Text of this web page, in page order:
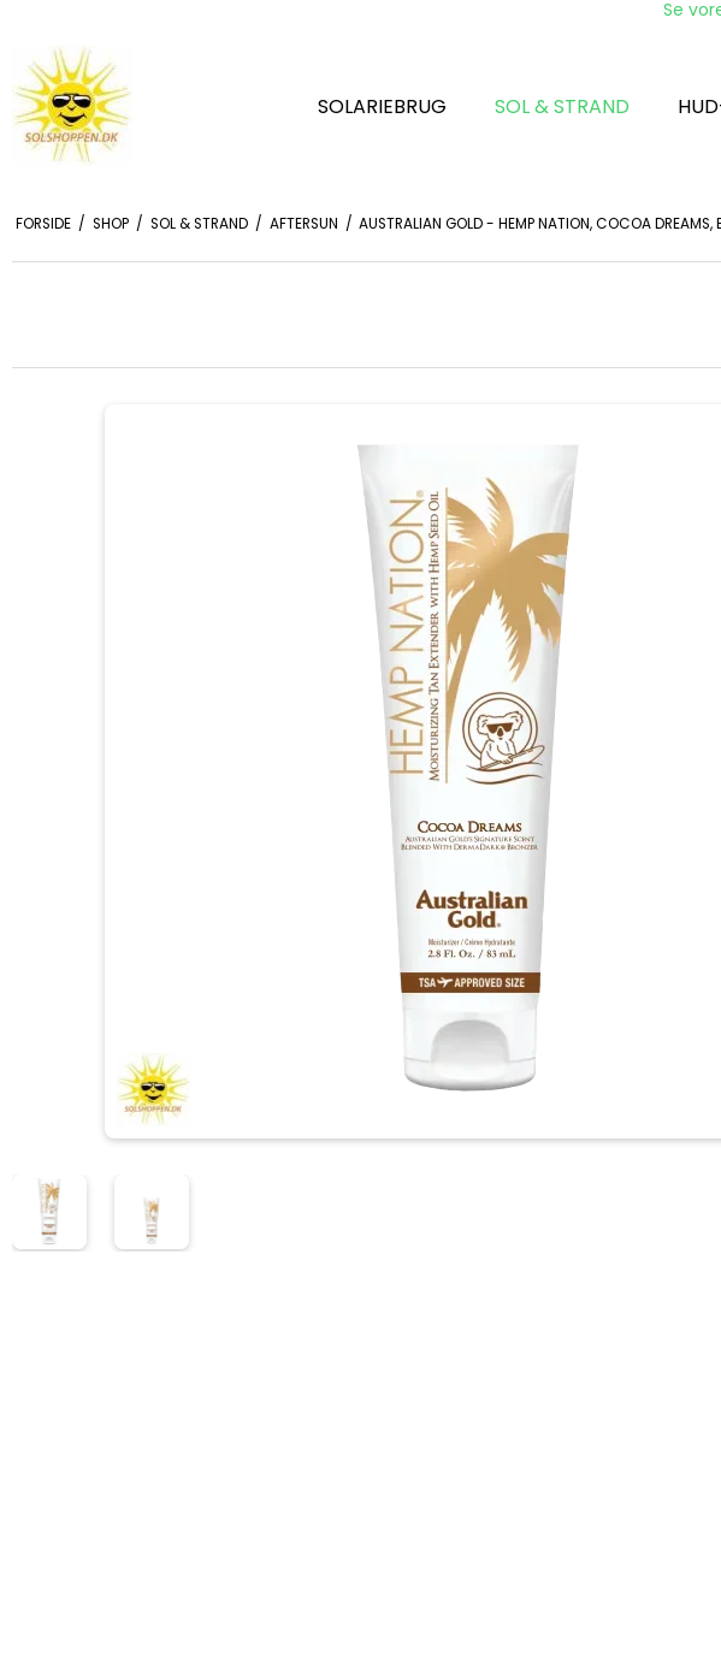
Se
SOLARIEBRUG SOL & STRAND
FORSIDE / SHOP / SOL & STRAND / AFTERSUN / AUSTRALIAN GOLD - HEMP NATION, COCOA DREAMS,